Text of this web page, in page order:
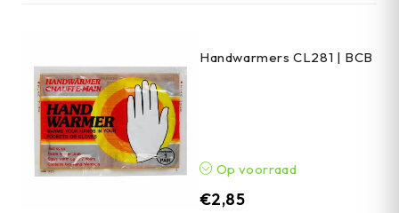
Handwarmers CL281 | BCB
Op voorraad
€2,85